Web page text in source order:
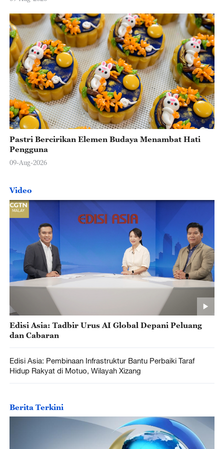
Pastri Bercirikan Elemen Budaya Menambat Hati
Pengguna
09-Aug-2026
Video
Edisi Asia: Tadbir Urus AI Global Depani Peluang
dan Cabaran
Edisi Asia: Pembinaan Infrastruktur Bantu Perbaiki Taraf
Hidup Rakyat di Motuo, Wilayah Xizang
Berita Terkini